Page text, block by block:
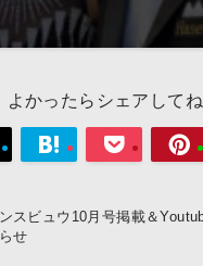
よかったらシェアしてね
スビュウ10月号掲載＆
せ